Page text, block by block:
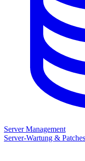
Server Management
Server-Wartung & Patches